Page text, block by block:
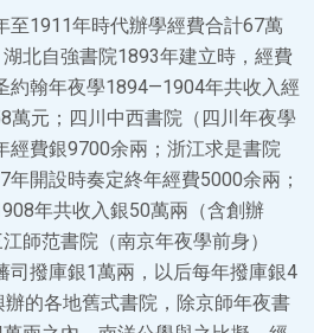
至1911年時代辦學經費合計67萬
北自強書院1893年建立時，經費
約翰年夜學1894—1904年共收入經
萬元；四川中西書院（四川年夜學
經費銀9700余兩；浙江求是書院
年開設時奏定終年經費5000余兩；
年共收入銀50萬兩（含創辦
師范書院（南京年夜學前身）
司撥庫銀1萬兩，以后每年撥庫銀4
的各地舊式書院，除京師年夜書